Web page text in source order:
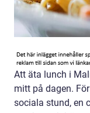
Att äta lunch i
mitt på dagen.
sociala stund, en